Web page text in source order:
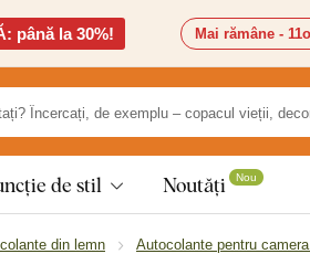
până la 30%! Mai rămâne - 11o
de stil Noutăți Nou
din lemn Autocolante pentru